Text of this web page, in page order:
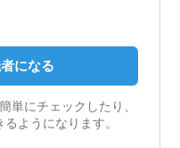
になる
単にチェックしたり、
ようになります。